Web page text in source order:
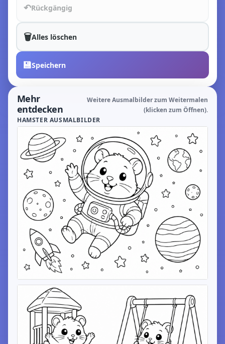
↶Rückgängig
🗑️Alles löschen
💾Speichern
Mehr
entdecken
Weitere Ausmalbilder zum Weitermalen
(klicken zum Öffnen).
HAMSTER AUSMALBILDER